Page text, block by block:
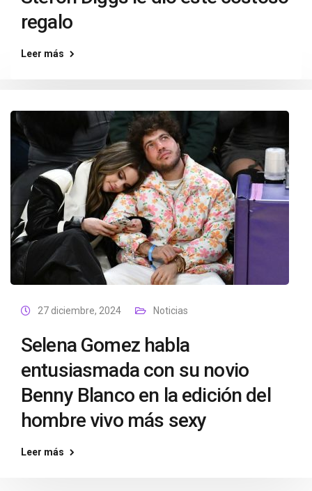
regalo
Leer más
27 diciembre, 2024 Noticias
Selena Gomez habla
entusiasmada con su novio
Benny Blanco en la edición del
hombre vivo más sexy
Leer más